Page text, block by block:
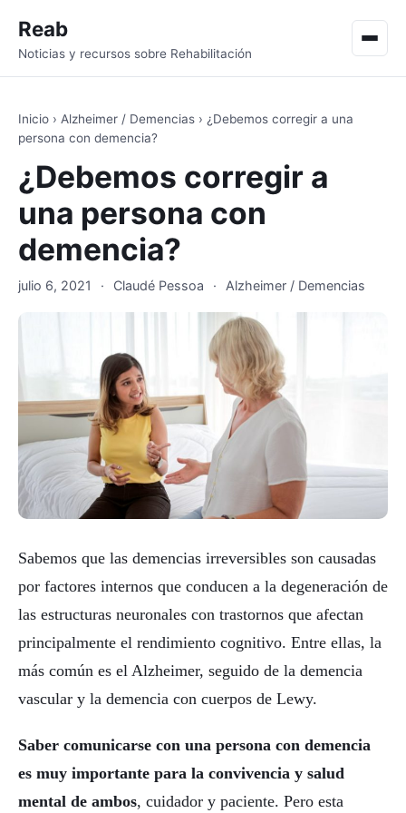
Reab
Noticias y recursos sobre Rehabilitación
Inicio › Alzheimer / Demencias › ¿Debemos corregir a una
persona con demencia?
¿Debemos corregir a
una persona con
demencia?
julio 6, 2021 · Claudé Pessoa · Alzheimer / Demencias
Sabemos que las demencias irreversibles son causadas
por factores internos que conducen a la degeneración de
las estructuras neuronales con trastornos que afectan
principalmente el rendimiento cognitivo. Entre ellas, la
más común es el Alzheimer, seguido de la demencia
vascular y la demencia con cuerpos de Lewy.
Saber comunicarse con una persona con demencia
es muy importante para la convivencia y salud
mental de ambos, cuidador y paciente. Pero esta